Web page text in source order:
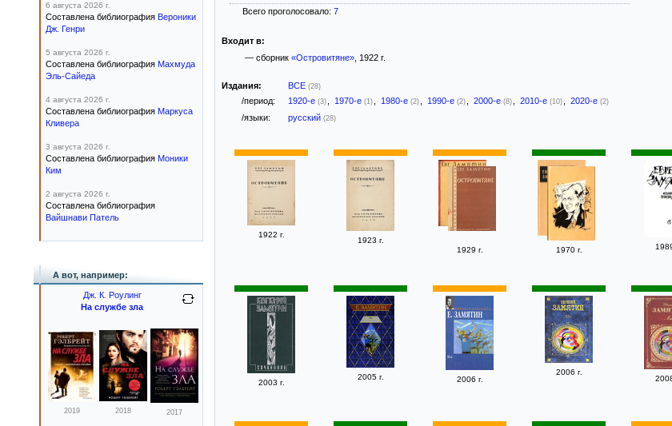
Всего проголосовало: 7
Входит в:
— сборник «Островитяне», 1922 г.
Издания: ВСЕ (28)
/период: 1920-е (3) 1970-е (1) 1980-е (2) 1990-е (2) 2000-е (8) 2010-е (10) 2020-е (2)
/языки: русский (28)
1922 г.
1923 г.
1929 г.
1970 г.
2003 г.
2005 г. 2006 г.
2006 г.
6 августа 2026 г.
Составлена библиография Вероники
Дж. Генри
5 августа 2026 г.
Составлена библиография Махмуда
Эль-Сайеда
4 августа 2026 г.
Составлена библиография Маркуса
Кливера
3 августа 2026 г.
Составлена библиография Моники
Ким
2 августа 2026 г.
Составлена библиография
Вайшнави Патель
А вот, например:
Дж. К. Роулинг
На службе зла
2019 2018 2017